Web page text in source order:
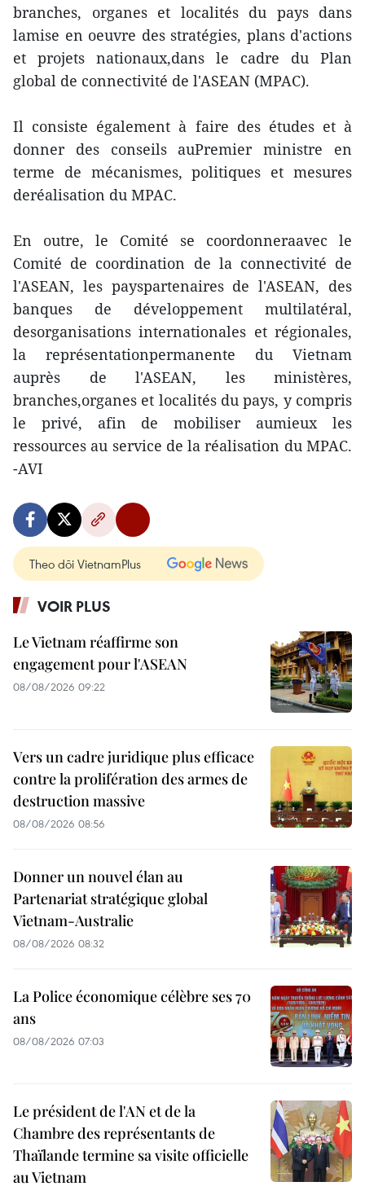
branches, organes et localités du pays dans
lamise en oeuvre des stratégies, plans d'actions
et projets nationaux,dans le cadre du Plan
global de connectivité de l'ASEAN (MPAC).
Il consiste également à faire des études et à
donner des conseils auPremier ministre en
terme de mécanismes, politiques et mesures
deréalisation du MPAC.
En outre, le Comité se coordonneraavec le
Comité de coordination de la connectivité de
l'ASEAN, les payspartenaires de l'ASEAN, des
banques de développement multilatéral,
desorganisations internationales et régionales,
la représentationpermanente du Vietnam
auprès de l'ASEAN, les ministères,
branches,organes et localités du pays, y compris
le privé, afin de mobiliser aumieux les
ressources au service de la réalisation du MPAC.
-AVI
Theo dõi VietnamPlus
VOIR PLUS
Le Vietnam réaffirme son
engagement pour l'ASEAN
08/08/2026 09:22
Vers un cadre juridique plus efficace
contre la prolifération des armes de
destruction massive
08/08/2026 08:56
Donner un nouvel élan au
Partenariat stratégique global
Vietnam-Australie
08/08/2026 08:32
La Police économique célèbre ses 70
ans
08/08/2026 07:03
Le président de l'AN et de la
Chambre des représentants de
Thaïlande termine sa visite officielle
au Vietnam